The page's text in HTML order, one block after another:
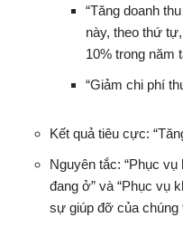
“Tăng doanh
này, theo thứ
10% trong năm
“Giảm chi phí
Kết quả tiêu cực:
Nguyên tắc: “Phục
đang ở” và “Phục vụ
sự giúp đỡ của chúng